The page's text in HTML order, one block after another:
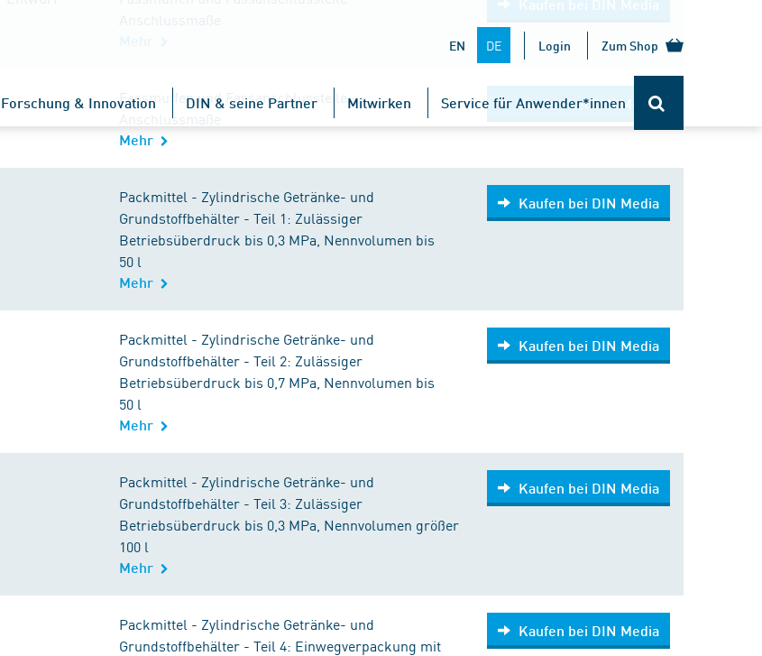
EN DE Login Zum Shop
Forschung & Innovation DIN & seine Partner Mitwirken Service für Anwender*innen
Kaufen bei DIN Media
Fassmuffen und Fassanschlussteile -
Anschlussmaße
Mehr
Kaufen bei DIN Media
Packmittel - Zylindrische Getränke- und
Grundstoffbehälter - Teil 1: Zulässiger
Betriebsüberdruck bis 0,3 MPa, Nennvolumen bis
50 l
Mehr
Kaufen bei DIN Media
Packmittel - Zylindrische Getränke- und
Grundstoffbehälter - Teil 2: Zulässiger
Betriebsüberdruck bis 0,7 MPa, Nennvolumen bis
50 l
Mehr
Kaufen bei DIN Media
Packmittel - Zylindrische Getränke- und
Grundstoffbehälter - Teil 3: Zulässiger
Betriebsüberdruck bis 0,3 MPa, Nennvolumen größer
100 l
Mehr
Kaufen bei DIN Media
Packmittel - Zylindrische Getränke- und
Grundstoffbehälter - Teil 4: Einwegverpackung mit
Kaufen bei DIN Media